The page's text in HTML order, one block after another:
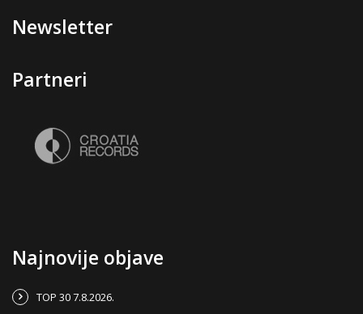
Newsletter
Partneri
Najnovije objave
TOP 30 7.8.2026.